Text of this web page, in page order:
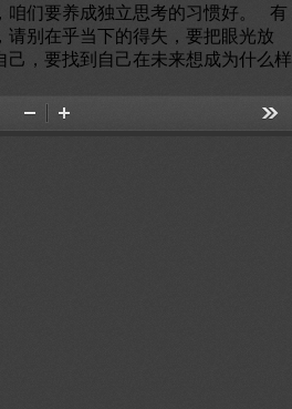
咱们要养成独立思考的习惯好。 有
请别在乎当下的得失，要把眼光放
己，要找到自己在未来想成为什么样
Zoom